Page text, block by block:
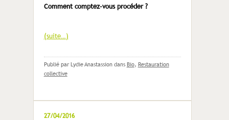
Comment comptez-vous procéder ?
(suite…)
Publié par Lydie Anastassion dans Bio, Restauration
collective
27/04/2016